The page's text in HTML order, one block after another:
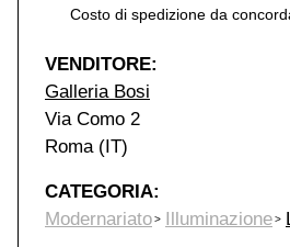
Costo di spedizione da
VENDITORE:
Galleria Bosi
Via Como 2
Roma (IT)
CATEGORIA:
Modernariato
Illuminazione